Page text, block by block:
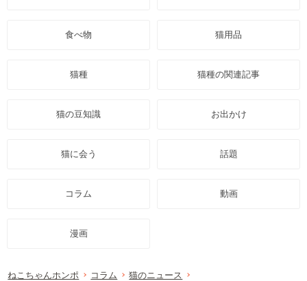
食べ物 猫用品
猫種 猫種の関連記事
猫の豆知識 お出かけ
猫に会う 話題
コラム 動画
漫画
ねこちゃんホンポ コラム
猫のニュース